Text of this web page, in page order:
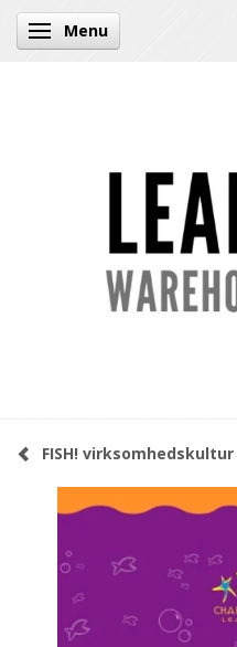
Skifte navigation
Menu
FISH! virksomhedskultur